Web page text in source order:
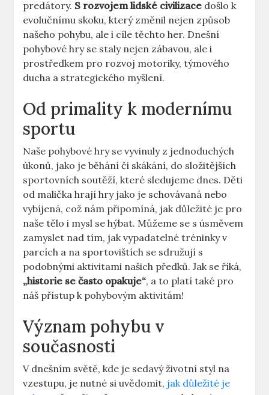
predátory. S rozvojem lidské civilizace došlo k
evolučnímu skoku, který změnil nejen způsob
našeho pohybu, ale i cíle těchto her. Dnešní
pohybové hry se staly nejen zábavou, ale i
prostředkem pro rozvoj motoriky, týmového
ducha a strategického myšlení.
Od primality k modernímu
sportu
Naše pohybové hry se vyvinuly z jednoduchých
úkonů, jako je běhání či skákání, do složitějších
sportovních soutěží, které sledujeme dnes. Děti
od malička hrají hry jako je schovávaná nebo
vybíjená, což nám připomíná, jak důležité je pro
naše tělo i mysl se hýbat. Můžeme se s úsměvem
zamyslet nad tím, jak vypadatelné tréninky v
parcích a na sportovištích se sdružují s
podobnými aktivitami našich předků. Jak se říká,
„historie se často opakuje“, a to platí také pro
náš přístup k pohybovým aktivitám!
Význam pohybu v
současnosti
V dnešním světě, kde je sedavý životní styl na
vzestupu, je nutné si uvědomit, jak důležité je